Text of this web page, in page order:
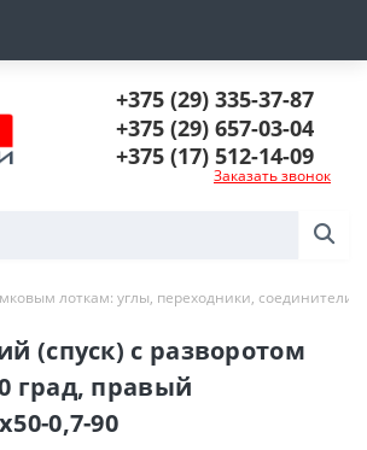
+375 (29) 335-37-87
+375 (29) 657-03-04
+375 (17) 512-14-09
Заказать звонок
лоткам: углы, переходники, соединители
(спуск) с разворотом
град, правый
0,7-90